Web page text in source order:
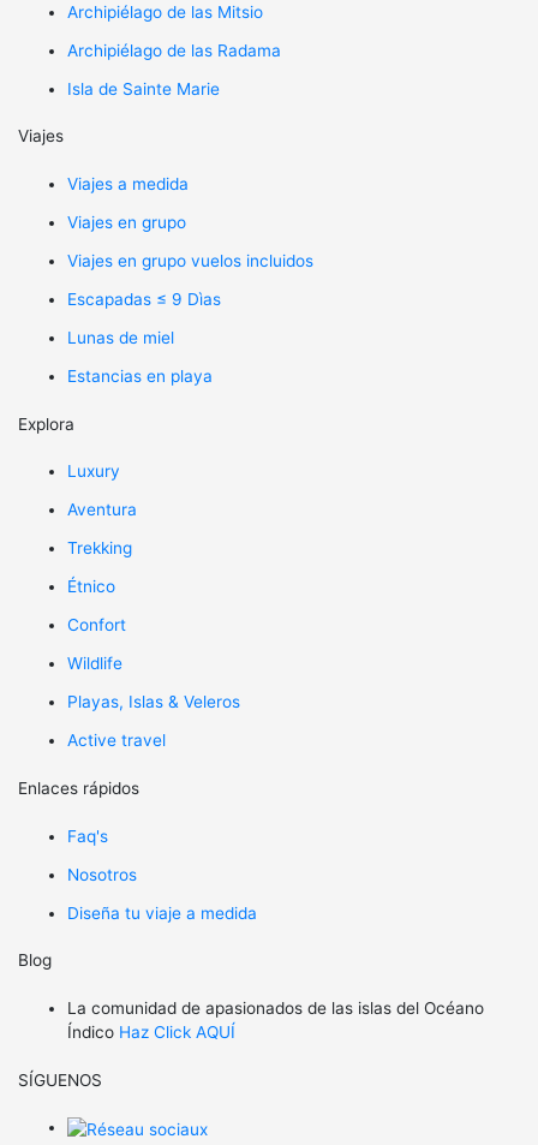
Archipiélago de las Mitsio
Archipiélago de las Radama
Isla de Sainte Marie
Viajes
Viajes a medida
Viajes en grupo
Viajes en grupo vuelos incluidos
Escapadas ≤ 9 Dìas
Lunas de miel
Estancias en playa
Explora
Luxury
Aventura
Trekking
Étnico
Confort
Wildlife
Playas, Islas & Veleros
Active travel
Enlaces rápidos
Faq's
Nosotros
Diseña tu viaje a medida
Blog
La comunidad de apasionados de las islas del Océano
Índico Haz Click AQUÍ
SÍGUENOS